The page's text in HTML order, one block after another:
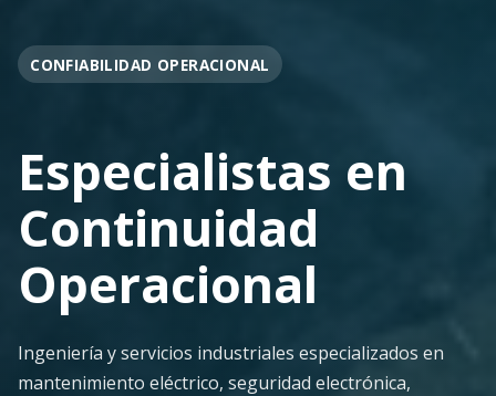
OPERACIÓN EN FAENA
Soporte
Operacional
Continuo
Despliegue ágil en terreno con los más altos
estándares de seguridad y calidad técnica para la